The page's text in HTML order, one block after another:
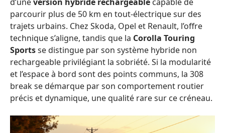
parcourir plus de 50 km en tout-électrique sur des
trajets urbains. Chez Skoda, Opel et Renault, l’offre
technique s’aligne, tandis que la Corolla Touring
Sportsse distingue par son système hybride non
rechargeable privilégiant la sobriété. Si la modularité
et l’espace à bord sont des points communs, la 308
break se démarque par son comportement routier
précis et dynamique, une qualité rare sur ce créneau.